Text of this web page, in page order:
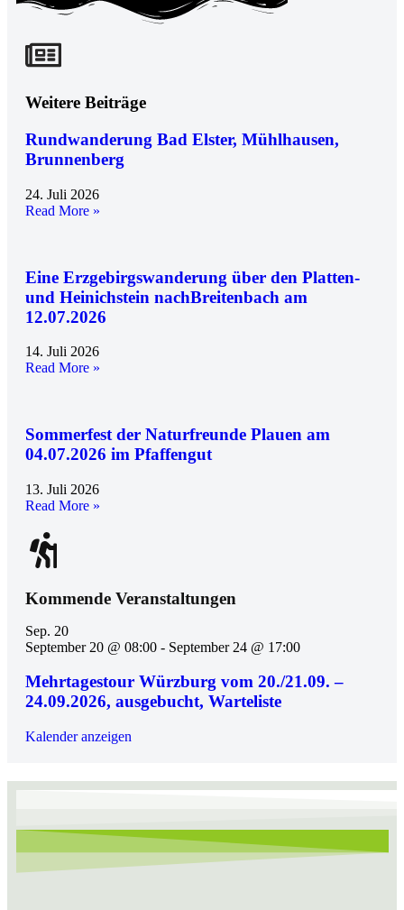
Weitere Beiträge
Rundwanderung Bad Elster, Mühlhausen,
Brunnenberg
24. Juli 2026
Read More »
Eine Erzgebirgswanderung über den Platten-
und Heinichstein nachBreitenbach am
12.07.2026
14. Juli 2026
Read More »
Sommerfest der Naturfreunde Plauen am
04.07.2026 im Pfaffengut
13. Juli 2026
Read More »
Kommende Veranstaltungen
Sep. 20
September 20 @ 08:00 - September 24 @ 17:00
Mehrtagestour Würzburg vom 20./21.09. –
24.09.2026, ausgebucht, Warteliste
Kalender anzeigen